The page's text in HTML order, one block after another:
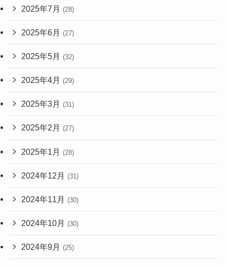
2025年7月 (28)
2025年6月 (27)
2025年5月 (32)
2025年4月 (29)
2025年3月 (31)
2025年2月 (27)
2025年1月 (28)
2024年12月 (31)
2024年11月 (30)
2024年10月 (30)
2024年9月 (25)